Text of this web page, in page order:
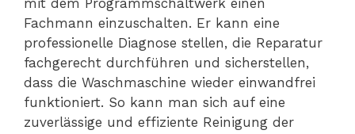
Fachmann einzuschalten. Er kann eine
professionelle Diagnose stellen, die Reparatur
fachgerecht durchführen und sicherstellen,
dass die Waschmaschine wieder einwandfrei
funktioniert. So kann man sich auf eine
zuverlässige und effiziente Reinigung der